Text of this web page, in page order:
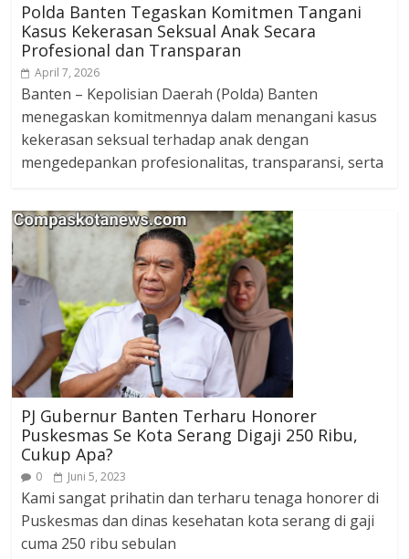
Polda Banten Tegaskan Komitmen Tangani
Kasus Kekerasan Seksual Anak Secara
Profesional dan Transparan
April 7, 2026
Banten – Kepolisian Daerah (Polda) Banten
menegaskan komitmennya dalam menangani kasus
kekerasan seksual terhadap anak dengan
mengedepankan profesionalitas, transparansi, serta
PJ Gubernur Banten Terharu Honorer
Puskesmas Se Kota Serang Digaji 250 Ribu,
Cukup Apa?
0 Juni 5, 2023
Kami sangat prihatin dan terharu tenaga honorer di
Puskesmas dan dinas kesehatan kota serang di gaji
cuma 250 ribu sebulan